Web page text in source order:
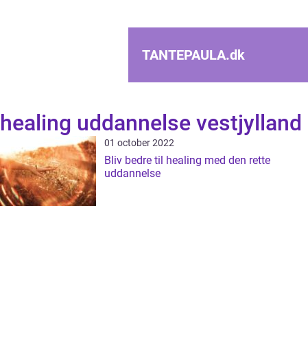
TANTEPAULA.dk
healing uddannelse vestjylland
01 october 2022
Bliv bedre til healing med den rette
uddannelse